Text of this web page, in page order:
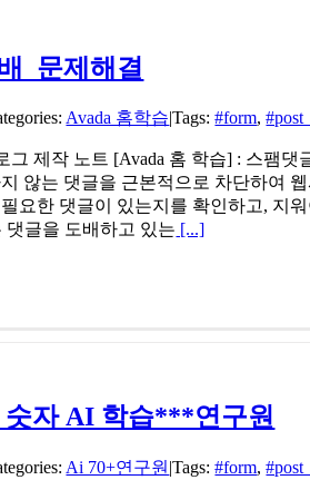
_문제해결
Avada 홈학습|Tags:#form,
그 제작 노트 [Avada 홈 학습] : 스팸
않는 댓글을 근본적으로 차단하여
요한 댓글이 있는지를 확인하고, 지
댓글을 도배하고 있는 [...]
자 AI 학습***연구원
Ai 70+연구원 |Tags:#form,